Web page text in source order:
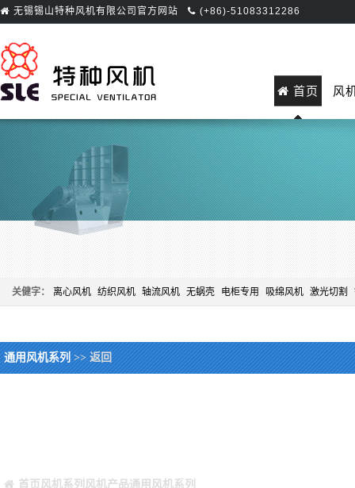
无锡锡山特种风机有限公司官方网站 (+86)-51083312286
首页 风
关健字： 离心风机 纺织风机 轴流风机 无蜗壳 电柜专用 吸绵风机 激光切割
通用风机系列 >> 返回
首页 风机系列 风机产品通用风机系列